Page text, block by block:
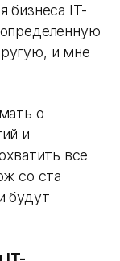
бизнеса IT-
и мне
о
и
все
со ста
будут